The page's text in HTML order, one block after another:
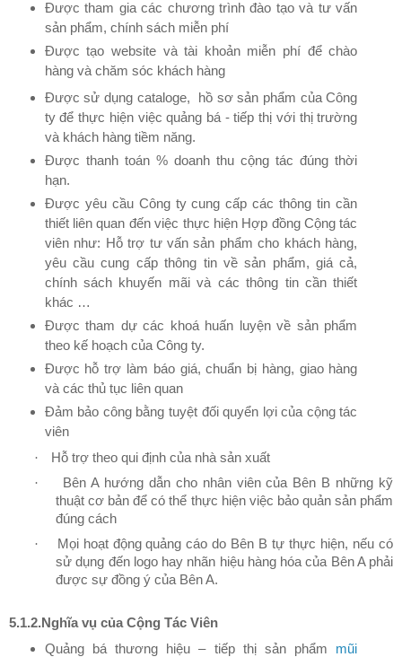
Được tham gia các chương trình đào tạo và tư vấn
sản phẩm, chính sách miễn phí
Được tạo website và tài khoản miễn phí để chào
hàng và chăm sóc khách hàng
Được sử dụng cataloge, hồ sơ sản phẩm của Công
ty để thực hiện việc quảng bá - tiếp thị với thị trường
và khách hàng tiềm năng.
Được thanh toán % doanh thu cộng tác đúng thời
hạn.
Được yêu cầu Công ty cung cấp các thông tin cần
thiết liên quan đến việc thực hiện Hợp đồng Cộng tác
viên như: Hỗ trợ tư vấn sản phẩm cho khách hàng,
yêu cầu cung cấp thông tin về sản phẩm, giá cả,
chính sách khuyến mãi và các thông tin cần thiết
khác …
Được tham dự các khoá huấn luyện về sản phẩm
theo kế hoạch của Công ty.
Được hỗ trợ làm báo giá, chuẩn bị hàng, giao hàng
và các thủ tục liên quan
Đảm bảo công bằng tuyệt đối quyển lợi của cộng tác
viên
·
Hỗ trợ theo qui định của nhà sản xuất
·
Bên A hướng dẫn cho nhân viên của Bên B những kỹ
thuật cơ bản để có thể thực hiện việc bảo quản sản phẩm
đúng cách
·
Mọi hoạt động quảng cáo do Bên B tự thực hiện, nếu có
sử dụng đến logo hay nhãn hiệu hàng hóa của Bên A phải
được sự đồng ý của Bên A.
5.1.2.Nghĩa vụ của Cộng Tác Viên
Quảng bá thương hiệu – tiếp thị sản phẩm mũi